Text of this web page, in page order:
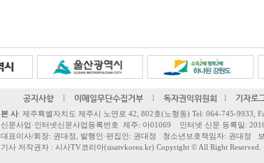
공지사항 l 이메일무단수집거부 l 독자권익위원회 l 기자로
본 사: 제주특별자치도 제주시 노연로 42, 802호(노형동) Tel: 064-745-9933,
신문사업·인터넷신문사업등록번호 제주: 아01069 인터넷 신문 등록일:
대표이사/회장: 권대정, 발행인·편집인: 권대정 청소년보호책임자: 권대정
기사 저작권자 : 시사TV코리아(sisatvkorea.kr) Copyright © All Right Reserved.